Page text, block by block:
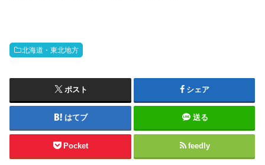
北海道・東北地方
ポスト シェア
はてブ 送る
Pocket feedly